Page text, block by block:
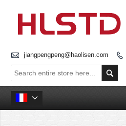
 jiangpengpeng@haolisen.com 

